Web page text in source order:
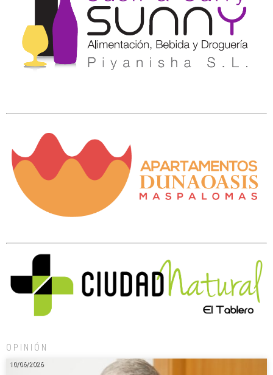
OPINIÓN
10/06/2026